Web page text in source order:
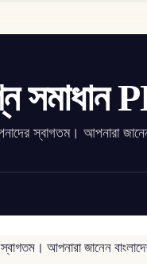
সমাধান
স্বাগতম। আপনারা
আপনারা জানেন